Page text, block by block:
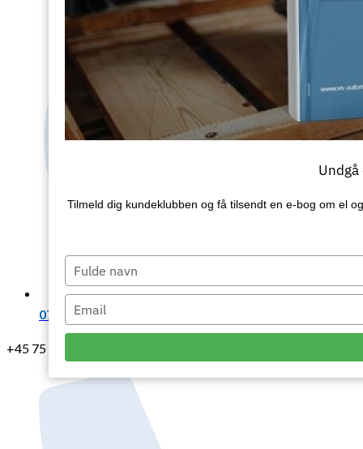
07:00 - 15:15
+45 75 64 18 99
Tilmeld dig kundeklubben og få tilsendt en e‑bog om el
Type
your
name
Type
your
email